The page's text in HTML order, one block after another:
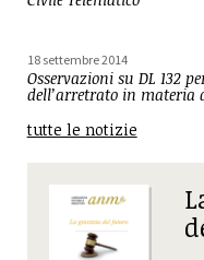
18 settembre 2014
Osservazioni su DL 132
dell’arretrato in materia
tutte le notizie